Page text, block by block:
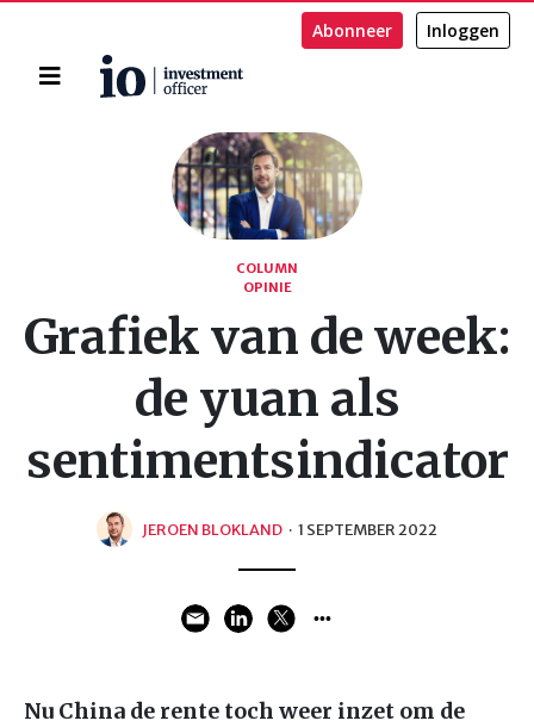
Home
Abonneer Inloggen
COLUMN
OPINIE
Grafiek van de week:
de yuan als
sentimentsindicator
JEROEN BLOKLAND · 1 SEPTEMBER 2022
Nu China de rente toch weer inzet om de